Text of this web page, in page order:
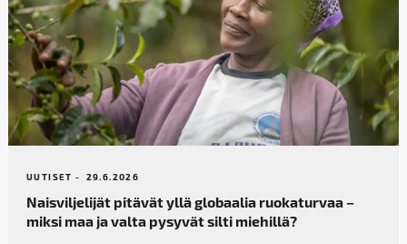
UUTISET - 29.6.2026
Naisviljelijät pitävät yllä globaalia ruokaturvaa –
miksi maa ja valta pysyvät silti miehillä?